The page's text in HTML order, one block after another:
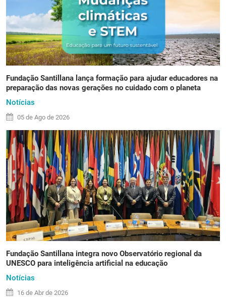
Fundação Santillana lança formação para ajudar educadores na
preparação das novas gerações no cuidado com o planeta
Notícias
05 de Ago de 2026
Fundação Santillana integra novo Observatório regional da
UNESCO para inteligência artificial na educação
Notícias
16 de Abr de 2026